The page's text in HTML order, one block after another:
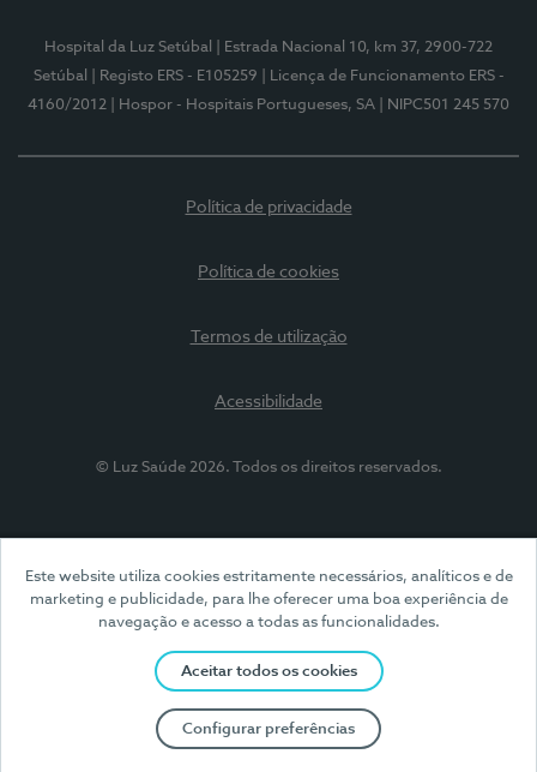
Este website utiliza cookies estritamente necessários, analíticos e de
marketing e publicidade, para lhe oferecer uma boa experiência de
navegação e acesso a todas as funcionalidades.
Aceitar todos os cookies
Configurar preferências
Hospital da Luz Setúbal
| Estrada Nacional 10, km 37, 2900-722
Setúbal
| Registo ERS - E105259
| Licença de Funcionamento ERS -
4160/2012
| Hospor - Hospitais Portugueses, SA | NIPC501 245 570
Política de privacidade
Política de cookies
Termos de utilização
Acessibilidade
© Luz Saúde 2026. Todos os direitos reservados.